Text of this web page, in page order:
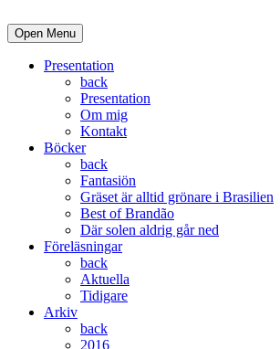
Open Menu
Presentation
back
Presentation
Om mig
Kontakt
Böcker
back
Fantasiön
Gräset är alltid grönare i Brasilien
Best of Brandão
Där solen aldrig går ned
Föreläsningar
back
Aktuella
Tidigare
Arkiv
back
2016